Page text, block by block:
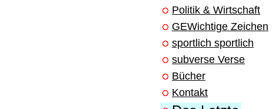
Politik & Wirtschaft
GEWichtige Zeichen
sportlich sportlich
subverse Verse
Bücher
Kontakt